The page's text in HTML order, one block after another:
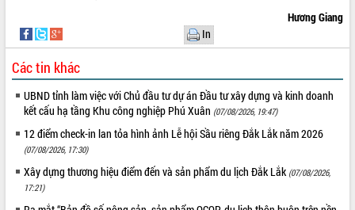
Hương Giang
In
Các tin khác
UBND tỉnh làm việc với Chủ đầu tư dự án Đầu tư xây dựng và kinh doanh
kết cấu hạ tầng Khu công nghiệp Phú Xuân (07/08/2026, 19:47)
12 điểm check-in lan tỏa hình ảnh Lễ hội Sầu riêng Đắk Lắk năm 2026
(07/08/2026, 17:30)
Xây dựng thương hiệu điểm đến và sản phẩm du lịch Đắk Lắk (07/08/2026,
17:21)